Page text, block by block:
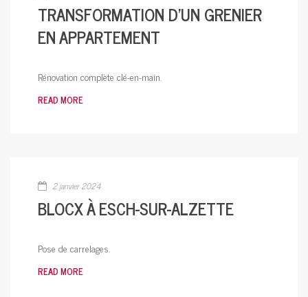
TRANSFORMATION D’UN GRENIER
EN APPARTEMENT
Rénovation complète clé-en-main.
READ MORE
2 janvier 2024
BLOCX À ESCH-SUR-ALZETTE
Pose de carrelages.
READ MORE